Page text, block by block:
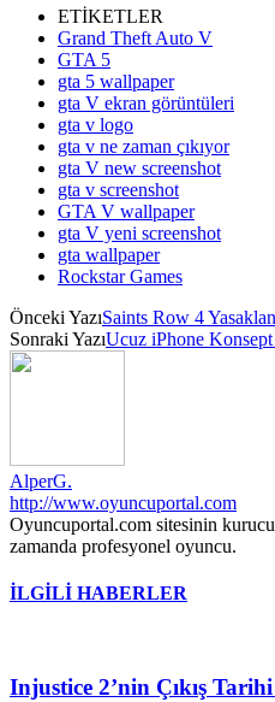
ETİKETLER
Grand Theft Auto V
GTA 5
gta 5 wallpaper
gta V ekran görüntüleri
gta v logo
gta v ne zaman çıkıyor
gta V new screenshot
gta v screenshot
GTA V wallpaper
gta V yeni screenshot
gta wallpaper
Rockstar Games
Önceki YazıSaints Row 4
Sonraki YazıUcuz iPhone Konsept
AlperG.
http://www.oyuncuportal.com
Oyuncuportal.com sitesinin
zamanda profesyonel oyuncu.
İLGİLİ HABERLER
Injustice 2’nin Çıkış